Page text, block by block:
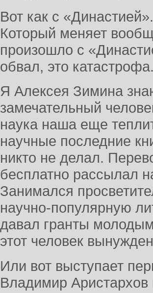
Вот как с
Который меняет
произошло с
обвал, это катастрофа.
Я Алексея Зимина
замечательный
наука наша еще
научные последние
никто не делал.
бесплатно рассылал
Занимался
научно-популярную
давал гранты
этот человек
Или вот выступает
Владимир Аристархов